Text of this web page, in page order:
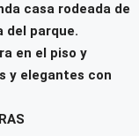
casa rodeada de
del parque.
en el piso y
y elegantes con